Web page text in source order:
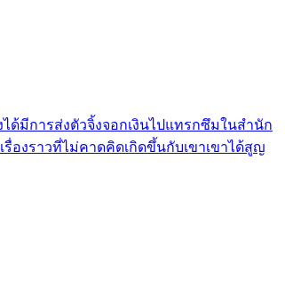
ด้มีการส่งตัวจิ้งจอกเงินไปแทรกซึมในสำนัก
องราวที่ไม่คาดคิดเกิดขึ้นกับเขาเขาได้สูญ